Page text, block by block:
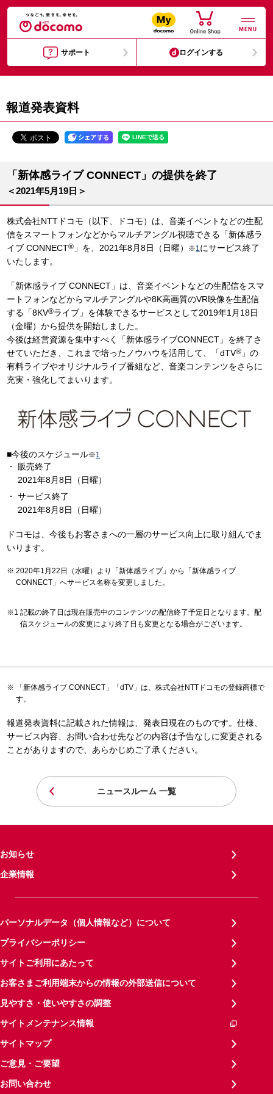
MENU
サポート ログインする
報道発表資料
「新体感ライブ CONNECT」の提供を終了
＜2021年5月19日＞
株式会社NTTドコモ（以下、ドコモ）は、音楽イベントなどの生配
信をスマートフォンなどからマルチアングル視聴できる「新体感ラ
イブ CONNECT® 」を、2021年8月8日（日曜） ※1にサービス終了
いたします。
「新体感ライブ CONNECT」は、音楽イベントなどの生配信をスマ
ートフォンなどからマルチアングルや8K高画質のVR映像を生配信
する「8KV®ライブ」を体験できるサービスとして2019年1月18日
（金曜）から提供を開始しました。
今後は経営資源を集中すべく「新体感ライブCONNECT」を終了さ
せていただき、これまで培ったノウハウを活用して、「dTV® 」の
有料ライブやオリジナルライブ番組など、音楽コンテンツをさらに
充実・強化してまいります。
■今後のスケジュール※1
販売終了
2021年8月8日（日曜）
サービス終了
2021年8月8日（日曜）
ドコモは、今後もお客さまへの一層のサービス向上に取り組んでま
いります。
2020年1月22日（水曜）より「新体感ライブ」から「新体感ライブ
CONNECT」へサービス名称を変更しました。
記載の終了日は現在販売中のコンテンツの配信終了予定日となります。配
信スケジュールの変更により終了日も変更となる場合がございます。
「新体感ライブ CONNECT」「dTV」は、株式会社NTTドコモの登録商標で
す。
報道発表資料に記載された情報は、発表日現在のものです。仕様、
サービス内容、お問い合わせ先などの内容は予告なしに変更される
ことがありますので、あらかじめご了承ください。
ニュースルーム 一覧
お知らせ
企業情報
パーソナルデータ（個人情報など）について
プライバシーポリシー
サイトご利用にあたって
お客さまご利用端末からの情報の外部送信について
見やすさ・使いやすさの調整
サイトメンテナンス情報
サイトマップ
ご意見・ご要望
お問い合わせ